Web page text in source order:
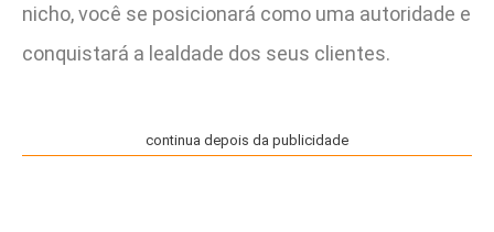
nicho, você se posicionará como uma autoridade e
conquistará a lealdade dos seus clientes.
continua depois da publicidade